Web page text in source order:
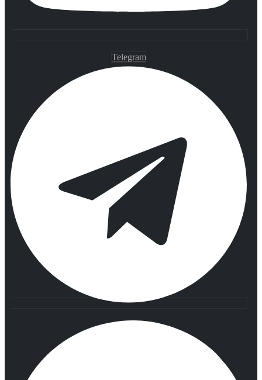
Telegram